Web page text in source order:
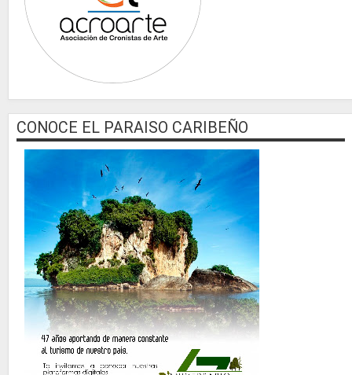
CONOCE EL PARAISO CARIBEÑO